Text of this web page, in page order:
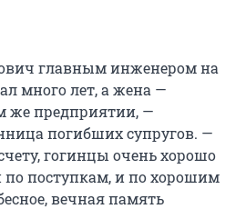
главным инженером на
много лет, а жена —
же предприятии, —
погибших супругов. —
гогинцы очень хорошо
поступкам, и по хорошим
вечная память